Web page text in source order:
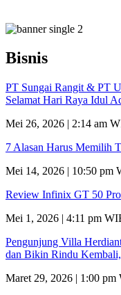
Bisnis
PT Sungai Rangit & PT
Selamat Hari Raya Idul
Mei 26, 2026 | 2:14 am
7 Alasan Harus Memilih
Mei 14, 2026 | 10:50 pm
Review Infinix GT 50
Mei 1, 2026 | 4:11 pm
Pengunjung Villa
dan Bikin Rindu
Maret 29, 2026 | 1:00 pm